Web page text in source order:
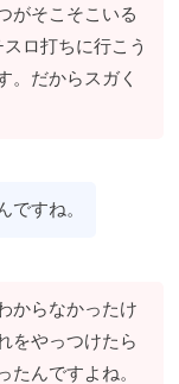
がそこそこいる
ロ打ちに行こう
。だからスガく
ですね。
からなかったけ
をやっつけたら
たんですよね。